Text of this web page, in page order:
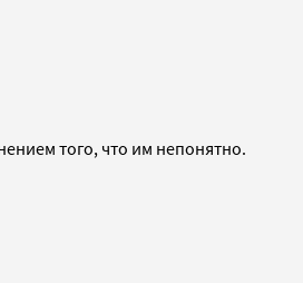
того, что им непонятно.